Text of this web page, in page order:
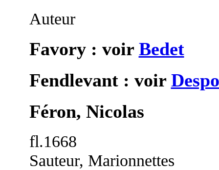
Auteur
Favory : voir Bedet
Fendlevant : voir
Féron, Nicolas
fl.1668
Sauteur, Marionnettes